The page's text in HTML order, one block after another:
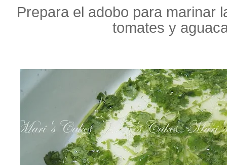
Prepara el adobo para marinar
tomates y